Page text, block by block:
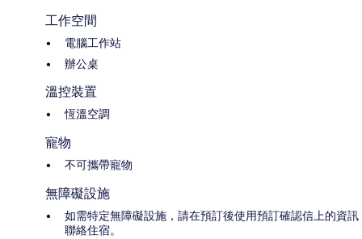
工作空間
電腦工作站
辦公桌
溫控裝置
恆溫空調
寵物
不可攜帶寵物
無障礙設施
如需特定無障礙設施，請在預訂後使用預訂確認信上的資訊
聯絡住宿。